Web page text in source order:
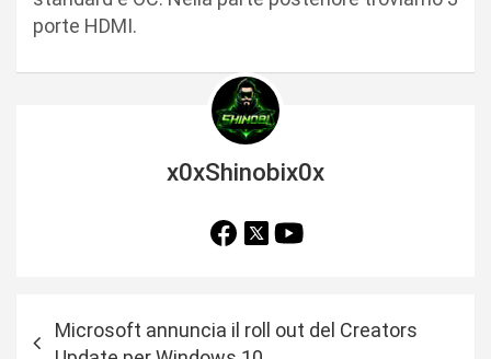
porte HDMI.
x0xShinobix0x
Microsoft annuncia il roll out del Creators